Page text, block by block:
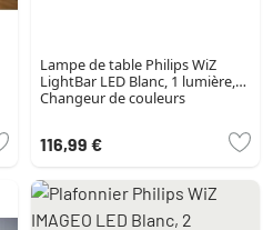
Lampe de table Philips WiZ
LightBar LED Blanc, 1 lumière,
Changeur de couleurs
116,99 €